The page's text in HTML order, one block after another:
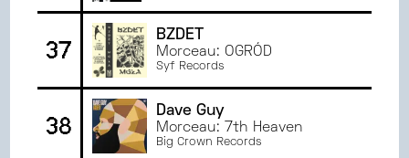
37
BZDET
Morceau: OGRÓD
Syf Records
38
Dave Guy
Morceau: 7th Heaven
Big Crown Records